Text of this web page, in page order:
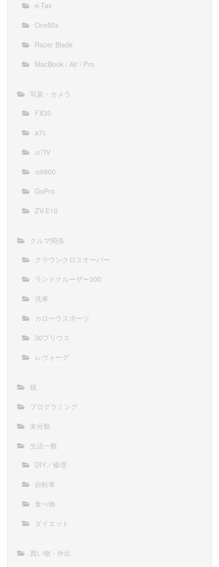
e-Tax
OneMix
Razer Blade
MacBook / Air / Pro
写真・カメラ
FX30
a7c
α7IV
α6600
GoPro
ZV-E10
クルマ関係
クラウンクロスオーバー
ランドクルーザー300
洗車
カローラスポーツ
30プリウス
レヴォーグ
猫
プログラミング
未分類
生活一般
DIY／修理
自転車
食べ物
ダイエット
買い物・外出